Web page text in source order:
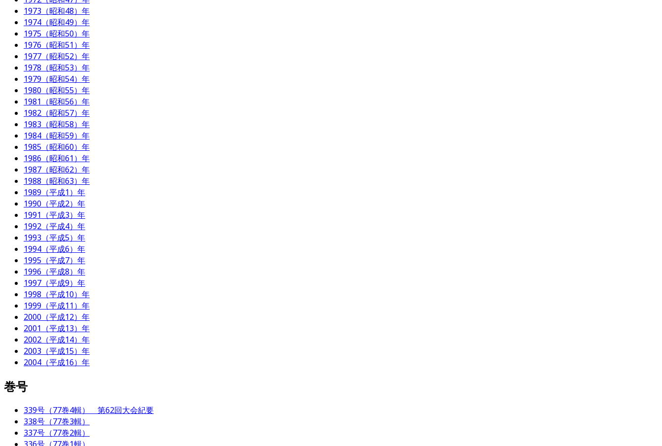
1973（昭和48）年
1974（昭和49）年
1975（昭和50）年
1976（昭和51）年
1977（昭和52）年
1978（昭和53）年
1979（昭和54）年
1980（昭和55）年
1981（昭和56）年
1982（昭和57）年
1983（昭和58）年
1984（昭和59）年
1985（昭和60）年
1986（昭和61）年
1987（昭和62）年
1988（昭和63）年
1989（平成1）年
1990（平成2）年
1991（平成3）年
1992（平成4）年
1993（平成5）年
1994（平成6）年
1995（平成7）年
1996（平成8）年
1997（平成9）年
1998（平成10）年
1999（平成11）年
2000（平成12）年
2001（平成13）年
2002（平成14）年
2003（平成15）年
2004（平成16）年
巻号
339号（77巻4輯） 第62回大会紀要
338号（77巻3輯）
337号（77巻2輯）